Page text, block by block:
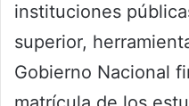
instituciones
superior,
Gobierno Nacional